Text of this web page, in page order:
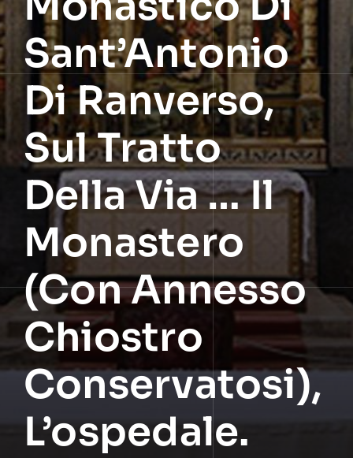
Sant’Antonio
Di Ranverso,
Sul Tratto
Della Via … Il
Monastero
(con Annesso
Chiostro
Conservatosi),
L’ospedale.